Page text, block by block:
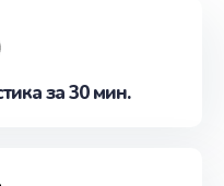
за 30 мин.